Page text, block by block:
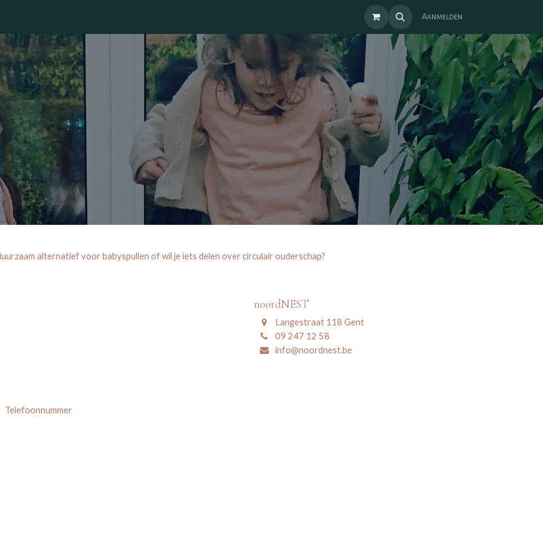
Aanmelden
alternatief voor babyspullen of wil je iets delen over circulair ouderschap?
noordNEST
Langestraat 118 Gent
09 247 12 58
info@noordnest.be
Telefoonnummer